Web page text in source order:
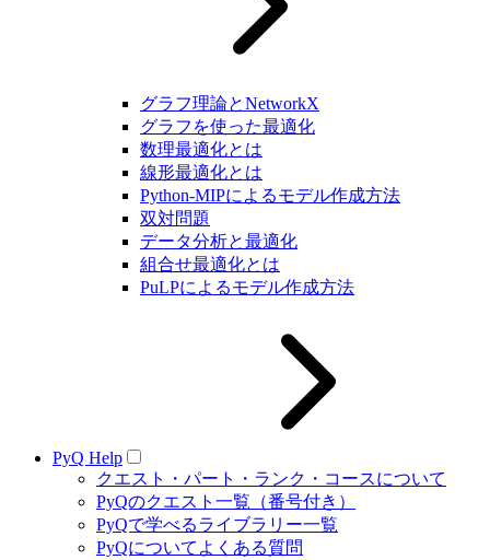
グラフ理論とNetworkX
グラフを使った最適化
数理最適化とは
線形最適化とは
Python-MIPによるモデル作成方法
双対問題
データ分析と最適化
組合せ最適化とは
PuLPによるモデル作成方法
PyQ Help
クエスト・パート・ランク・コースについて
PyQのクエスト一覧（番号付き）
PyQで学べるライブラリー一覧
PyQについてよくある質問